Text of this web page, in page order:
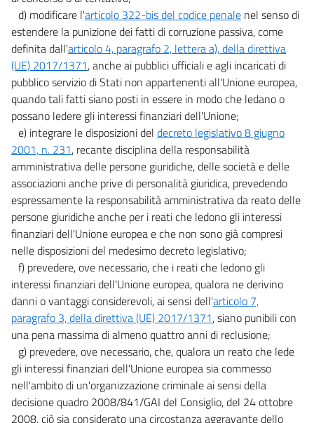
d) modificare l'articolo 322-bis del codice penale nel senso di
estendere la punizione dei fatti di corruzione passiva, come
definita dall'articolo 4, paragrafo 2, lettera a), della direttiva
(UE) 2017/1371, anche ai pubblici ufficiali e agli incaricati di
pubblico servizio di Stati non appartenenti all'Unione europea,
quando tali fatti siano posti in essere in modo che ledano o
possano ledere gli interessi finanziari dell'Unione;
e) integrare le disposizioni del decreto legislativo 8 giugno
2001, n. 231, recante disciplina della responsabilità
amministrativa delle persone giuridiche, delle società e delle
associazioni anche prive di personalità giuridica, prevedendo
espressamente la responsabilità amministrativa da reato delle
persone giuridiche anche per i reati che ledono gli interessi
finanziari dell'Unione europea e che non sono già compresi
nelle disposizioni del medesimo decreto legislativo;
f) prevedere, ove necessario, che i reati che ledono gli
interessi finanziari dell'Unione europea, qualora ne derivino
danni o vantaggi considerevoli, ai sensi dell'articolo 7,
paragrafo 3, della direttiva (UE) 2017/1371, siano punibili con
una pena massima di almeno quattro anni di reclusione;
g) prevedere, ove necessario, che, qualora un reato che lede
gli interessi finanziari dell'Unione europea sia commesso
nell'ambito di un'organizzazione criminale ai sensi della
decisione quadro 2008/841/GAI del Consiglio, del 24 ottobre
2008, ciò sia considerato una circostanza aggravante dello